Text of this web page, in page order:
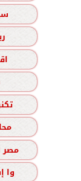
مصر
وا